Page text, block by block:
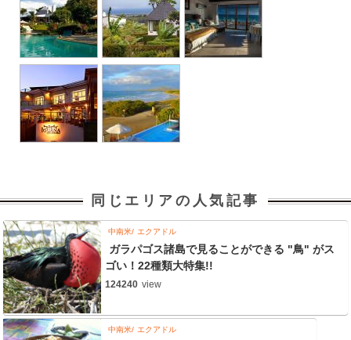
同じエリアの人気記事
中南米 エクアドル
ガラパゴス諸島で見ることができる "鳥" がス
ゴい！22種類大特集!!
124240 view
中南米 エクアドル